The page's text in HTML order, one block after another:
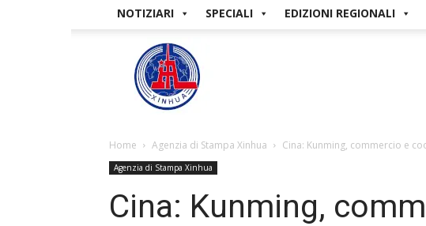
NOTIZIARI SPECIALI EDIZIONI REGIONALI
Home Agenzia di Stampa Xinhua Cina: Kunming, commercio e
Agenzia di Stampa Xinhua
Cina: Kunming,